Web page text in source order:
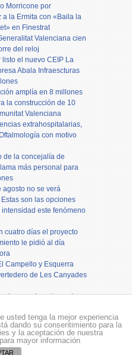
Morricone por
a la Ermita con «Baila la
en Finestrat
Valenciana cien
del reloj
el nuevo CEIP La
Abala Infraescturas
amplía en 8 millones
la construcción de 10
Valenciana
extrahospitalarias,
con motivo
de la concejalía de
más personal para
agosto no se verá
son las opciones
este fenómeno
cuatro días el proyecto
le pidió al día
Campello y Esquerra
de Les Canyades
honor a la patrona, la
concurrida procesión
usted tenga la mejor experiencia
dando su consentimiento para la
y la aceptación de nuestra
mayor información